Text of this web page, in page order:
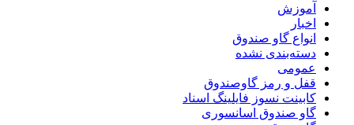
آموزش
اخبار
انواع گاو صندوق
دسته‌بندی نشده
عمومی
قفل و رمز گاوصندوق
کابینت نسوز فایلینگ اسناد
گاو صندوق اسانسوری